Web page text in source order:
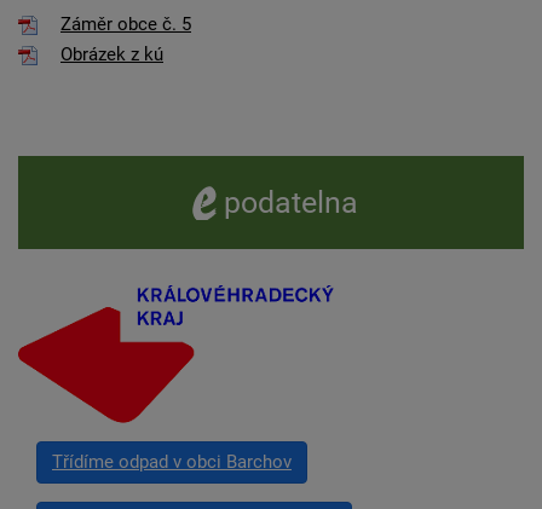
Záměr obce č. 5
Obrázek z kú
e -podatelna
Třídíme odpad v obci Barchov